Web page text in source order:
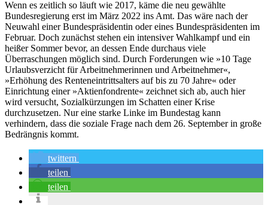
Wenn es zeitlich so läuft wie 2017, käme die neu gewählte
Bundesregierung erst im März 2022 ins Amt. Das wäre nach der
Neuwahl einer Bundespräsidentin oder eines Bundespräsidenten im
Februar. Doch zunächst stehen ein intensiver Wahlkampf und ein
heißer Sommer bevor, an dessen Ende durchaus viele
Überraschungen möglich sind. Durch Forderungen wie »10 Tage
Urlaubsverzicht für Arbeitnehmerinnen und Arbeitnehmer«,
»Erhöhung des Renteneintrittsalters auf bis zu 70 Jahre« oder
Einrichtung einer »Aktienfondrente« zeichnet sich ab, auch hier
wird versucht, Sozialkürzungen im Schatten einer Krise
durchzusetzen. Nur eine starke Linke im Bundestag kann
verhindern, dass die soziale Frage nach dem 26. September in große
Bedrängnis kommt.
twittern
teilen
teilen